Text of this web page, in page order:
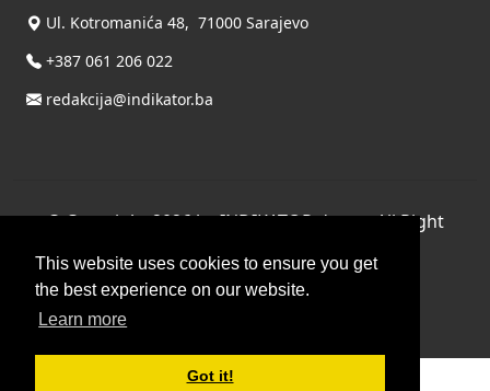
This website uses cookies to ensure you get
the best experience on our website.
Learn more
Got it!
Ul. Kotromanića 48, 71000 Sarajevo
+387 061 206 022
redakcija@indikator.ba
©Copyright 2026 by INDIKATOR d.o.o., All Right
Terms Of Use|Privacy Statement
Powered by THYME SYSTEMS doo